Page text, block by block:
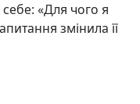
«Для чого я
змінила її